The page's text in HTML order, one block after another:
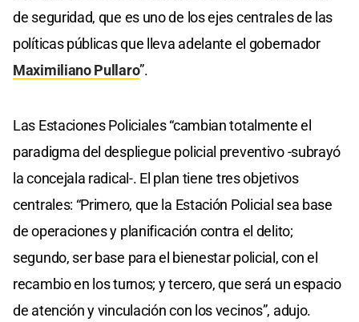
de seguridad, que es uno de los ejes centrales de las
políticas públicas que lleva adelante el gobernador
Maximiliano Pullaro”.
Las Estaciones Policiales “cambian totalmente el
paradigma del despliegue policial preventivo -subrayó
la concejala radical-. El plan tiene tres objetivos
centrales: “Primero, que la Estación Policial sea base
de operaciones y planificación contra el delito;
segundo, ser base para el bienestar policial, con el
recambio en los turnos; y tercero, que será un espacio
de atención y vinculación con los vecinos”, adujo.